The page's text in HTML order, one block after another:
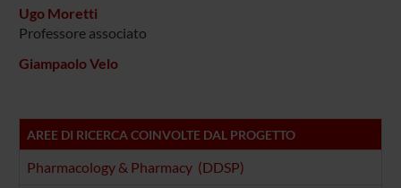
Ugo Moretti
Professore associato
Giampaolo Velo
AREE DI RICERCA COINVOLTE DAL PROGETTO
Pharmacology & Pharmacy (DDSP)